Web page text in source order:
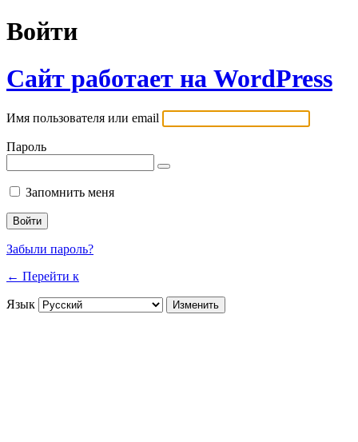
Войти
Сайт работает на WordPress
Имя пользователя или email
Пароль
Запомнить меня
Забыли пароль?
← Перейти к
Язык